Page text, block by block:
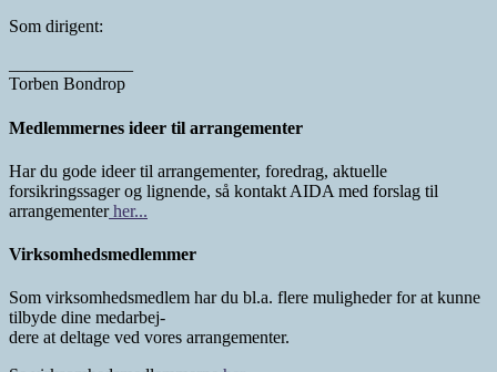
Som dirigent:
Torben Bondrop
Medlemmernes ideer til arrangementer
Har du gode ideer til arrangementer, foredrag, aktuelle
forsikringssager og lignende, så kontakt AIDA med forslag til
arrangementerher...
Virksomhedsmedlemmer
Som virksomhedsmedlem har du bl.a. flere muligheder for at kunne
tilbyde dine medarbej-
dere at deltage ved vores arrangementer.